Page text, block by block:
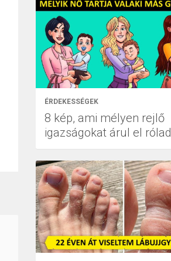
ÉRDEKESSÉGEK
8 kép, ami mélyen rejlő
igazságokat árul el rólad